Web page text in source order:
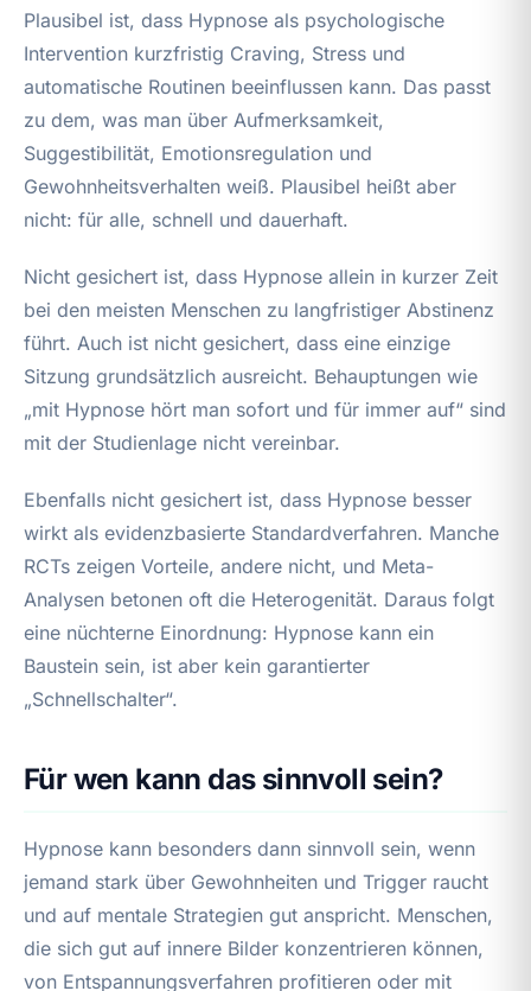
Plausibel ist, dass Hypnose als psychologische
Intervention kurzfristig Craving, Stress und
automatische Routinen beeinflussen kann. Das passt
zu dem, was man über Aufmerksamkeit,
Suggestibilität, Emotionsregulation und
Gewohnheitsverhalten weiß. Plausibel heißt aber
nicht: für alle, schnell und dauerhaft.
Nicht gesichert ist, dass Hypnose allein in kurzer Zeit
bei den meisten Menschen zu langfristiger Abstinenz
führt. Auch ist nicht gesichert, dass eine einzige
Sitzung grundsätzlich ausreicht. Behauptungen wie
„mit Hypnose hört man sofort und für immer auf“ sind
mit der Studienlage nicht vereinbar.
Ebenfalls nicht gesichert ist, dass Hypnose besser
wirkt als evidenzbasierte Standardverfahren. Manche
RCTs zeigen Vorteile, andere nicht, und Meta-
Analysen betonen oft die Heterogenität. Daraus folgt
eine nüchterne Einordnung: Hypnose kann ein
Baustein sein, ist aber kein garantierter
„Schnellschalter“.
Für wen kann das sinnvoll sein?
Hypnose kann besonders dann sinnvoll sein, wenn
jemand stark über Gewohnheiten und Trigger raucht
und auf mentale Strategien gut anspricht. Menschen,
die sich gut auf innere Bilder konzentrieren können,
von Entspannungsverfahren profitieren oder mit